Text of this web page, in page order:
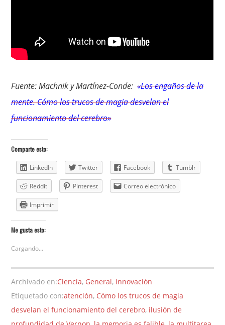
Fuente: Machnik y Martínez-Conde:«Los engaños de la
mente. Cómo los trucos de magia desvelan el
funcionamiento del cerebro»
Comparte esto:
LinkedIn Twitter Facebook Tumblr
Reddit Pinterest Correo electrónico
Imprimir
Me gusta esto:
Cargando...
Archivado en:Ciencia, General, Innovación
Etiquetado con:atención, Cómo los trucos de magia
desvelan el funcionamiento del cerebro, ilusión de